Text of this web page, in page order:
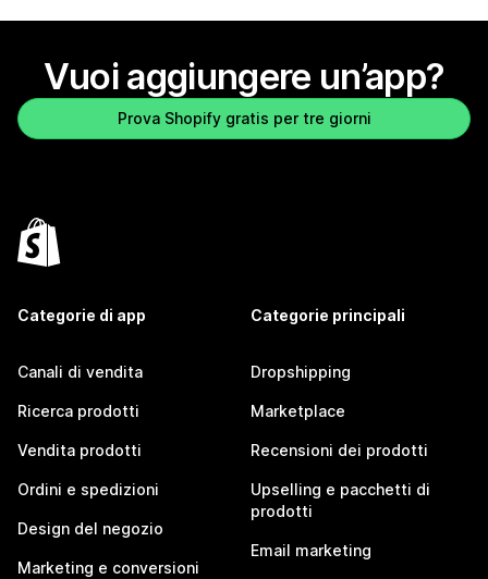
Vuoi aggiungere un’app?
Prova Shopify gratis per tre giorni
Categorie di app
Canali di vendita
Ricerca prodotti
Vendita prodotti
Ordini e spedizioni
Design del negozio
Marketing e conversioni
Categorie principali
Dropshipping
Marketplace
Recensioni dei prodotti
Upselling e pacchetti di
prodotti
Email marketing